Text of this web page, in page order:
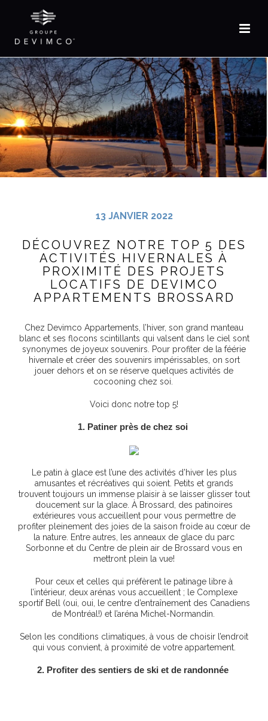
EN
13 JANVIER 2022
DÉCOUVREZ NOTRE TOP 5 DES
ACTIVITÉS HIVERNALES À
PROXIMITÉ DES PROJETS
LOCATIFS DE DEVIMCO
APPARTEMENTS BROSSARD
Chez Devimco Appartements, l’hiver, son grand manteau
blanc et ses flocons scintillants qui valsent dans le ciel sont
synonymes de joyeux souvenirs. Pour profiter de la féérie
hivernale et créer des souvenirs impérissables, on sort
jouer dehors et on se réserve quelques activités de
cocooning chez soi.
Voici donc notre top 5!
1. Patiner près de chez soi
Le patin à glace est l’une des activités d’hiver les plus
amusantes et récréatives qui soient. Petits et grands
trouvent toujours un immense plaisir à se laisser glisser tout
doucement sur la glace. À Brossard, des patinoires
extérieures vous accueillent pour vous permettre de
profiter pleinement des joies de la saison froide au cœur de
la nature. Entre autres, les anneaux de glace du parc
Sorbonne et du Centre de plein air de Brossard vous en
mettront plein la vue!
Pour ceux et celles qui préfèrent le patinage libre à
l’intérieur, deux arénas vous accueillent ; le Complexe
sportif Bell (oui, oui, le centre d’entraînement des Canadiens
de Montréal!) et l’aréna Michel-Normandin.
Selon les conditions climatiques, à vous de choisir l’endroit
qui vous convient, à proximité de votre appartement.
2. Profiter des sentiers de ski et de randonnée